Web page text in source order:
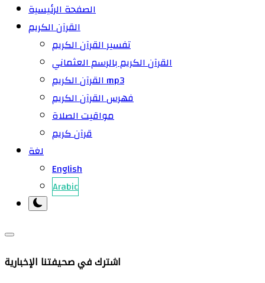
الصفحة الرئيسية
القرآن الكريم
تفسير القرآن الكريم
القرآن الكريم بالرسم العثماني
القرآن الكريم mp3
فهرس القرآن الكريم
مواقيت الصلاة
قرآن كريم
لغة
English
Arabic
اشترك في صحيفتنا الإخبارية